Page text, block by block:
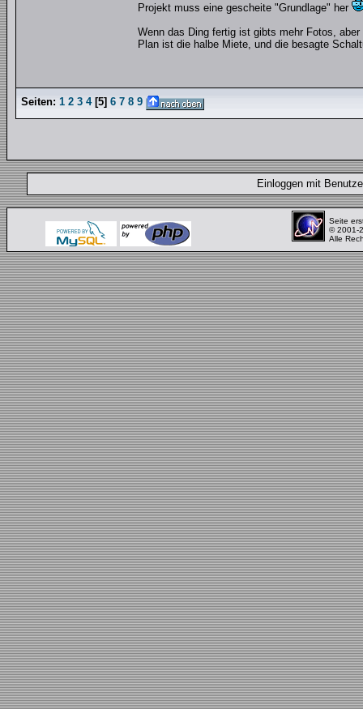
Projekt muss eine gescheite "Grundlage" her
Wenn das Ding fertig ist gibts mehr Fotos,
Plan ist die halbe Miete, und die besagte
Seiten: 1 2 3 4[5] 6 7 8 9
Einloggen mit
Seite
© 2001-
Alle